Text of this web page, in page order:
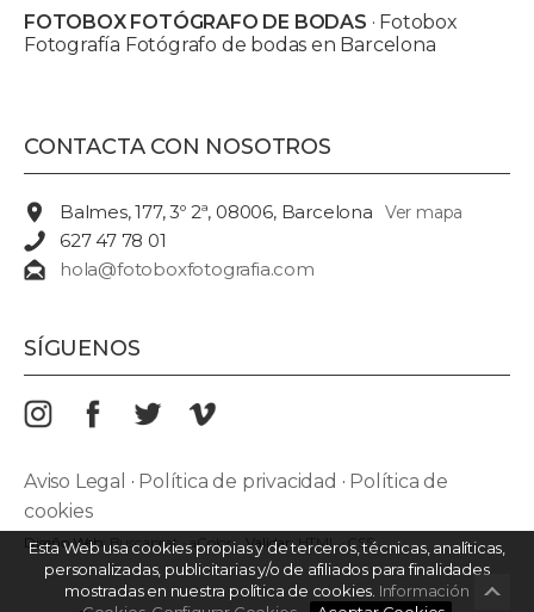
FOTOBOX FOTÓGRAFO DE BODAS · Fotobox
Fotografía Fotógrafo de bodas en Barcelona
CONTACTA CON NOSOTROS
Balmes, 177, 3º 2ª, 08006, Barcelona Ver mapa
627 47 78 01
hola@fotoboxfotografia.com
SÍGUENOS
Aviso Legal · Política de privacidad · Política de
cookies
Diseño Web: Buscaprat·aColor Validar:HTML·CSS
Esta Web usa cookies propias y de terceros, técnicas, analíticas,
personalizadas, publicitarias y/o de afiliados para finalidades
mostradas en nuestra política de cookies. Información